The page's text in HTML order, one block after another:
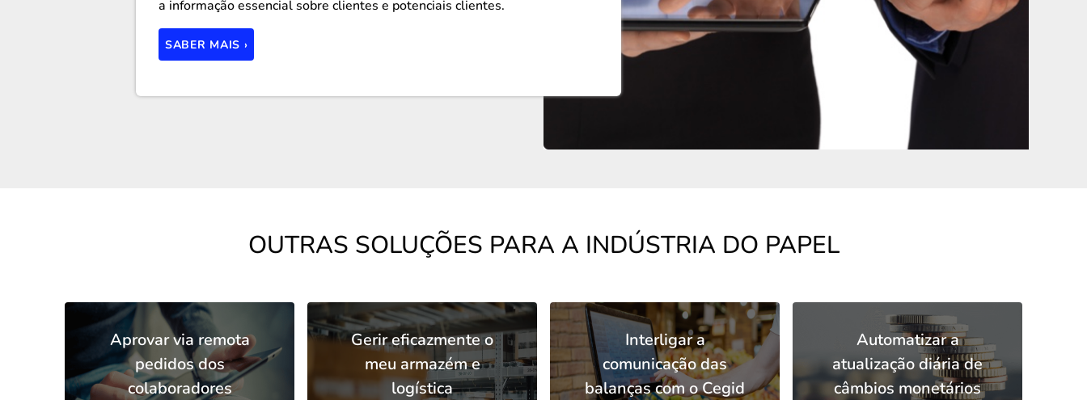
a informação essencial sobre clientes e potenciais clientes.
SABER MAIS ›
OUTRAS SOLUÇÕES PARA A INDÚSTRIA DO PAPEL
Aprovar via remota
pedidos dos
colaboradores
Gerir eficazmente o
meu armazém e
logística
Interligar a
comunicação das
balanças com o Cegid
Automatizar a
atualização diária de
câmbios monetários